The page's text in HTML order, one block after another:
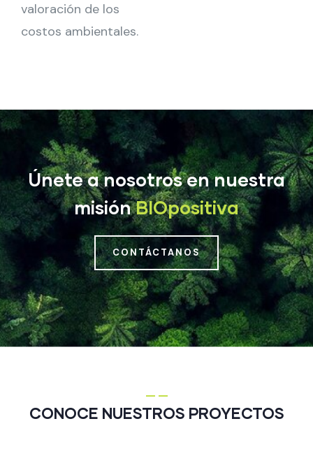
valoración de los
costos ambientales.
Únete a nosotros en nuestra
misiónBIOpositiva
CONTÁCTANOS
CONOCE NUESTROS PROYECTOS